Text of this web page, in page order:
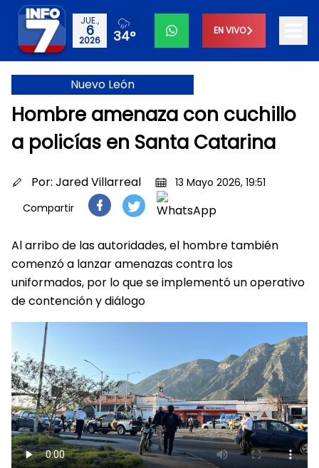
JUE.,
6
2026 34° EN VIVO
Nuevo León
Hombre amenaza con cuchillo
a policías en Santa Catarina
Por: Jared Villarreal
13 Mayo 2026, 19:51
Compartir
Al arribo de las autoridades, el hombre también
comenzó a lanzar amenazas contra los
uniformados, por lo que se implementó un operativo
de contención y diálogo